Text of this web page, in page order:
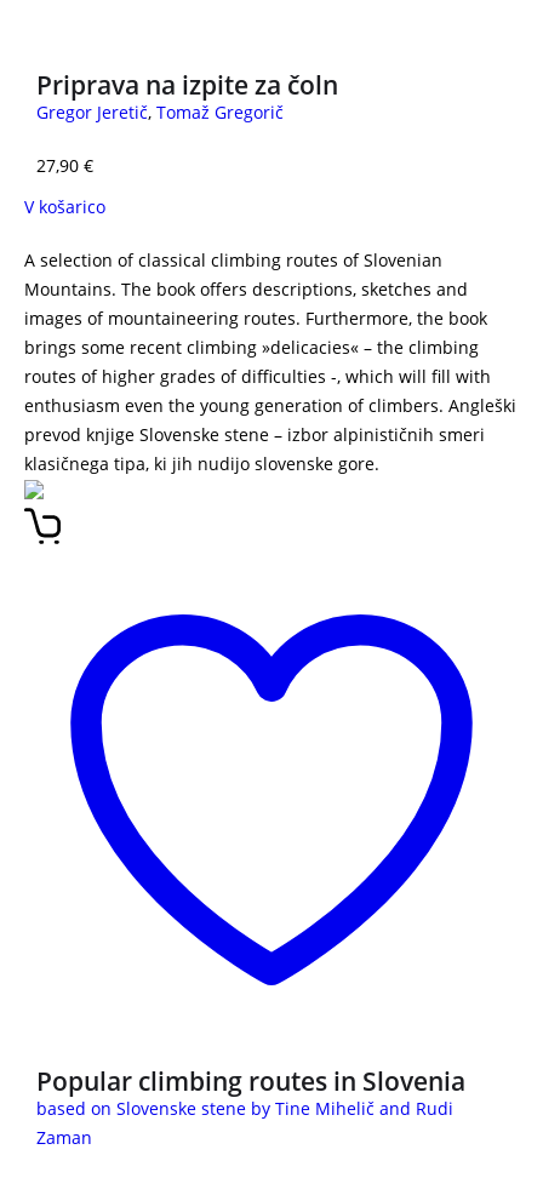
Priprava na izpite za čoln
Gregor Jeretič, Tomaž Gregorič
27,90 €
V košarico
A selection of classical climbing routes of Slovenian
Mountains. The book offers descriptions, sketches and
images of mountaineering routes. Furthermore, the book
brings some recent climbing »delicacies« – the climbing
routes of higher grades of difficulties -, which will fill with
enthusiasm even the young generation of climbers. Angleški
prevod knjige Slovenske stene – izbor alpinističnih smeri
klasičnega tipa, ki jih nudijo slovenske gore.
Popular climbing routes in Slovenia
based on Slovenske stene by Tine Mihelič and Rudi
Zaman